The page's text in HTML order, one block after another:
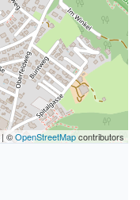
| ©OpenStreetMapcontributors